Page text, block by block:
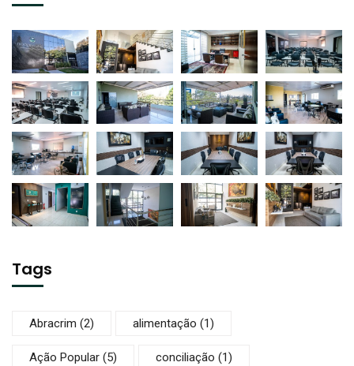
Tags
Abracrim (2) alimentação (1)
Ação Popular (5) conciliação (1)